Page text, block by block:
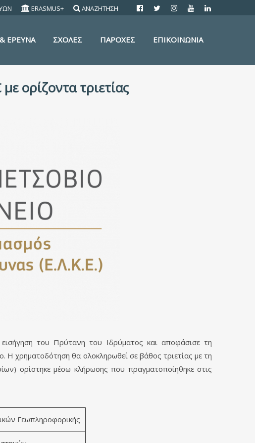
ERASMUS+ ΑΝΑΖΗΤΗΣΗ
ΕΡΕΥΝΑ ΣΧΟΛΕΣ ΠΑΡΟΧΕΣ ΕΠΙΚΟΙΝΩΝΙΑ
ορίζοντα τριετίας
του Πρύτανη του Ιδρύματος και αποφάσισε τη
χρηματοδότηση θα ολοκληρωθεί σε βάθος τριετίας με τη
ορίστηκε μέσω κλήρωσης που πραγματοποίηθηκε στις
Γεωπληροφορικής